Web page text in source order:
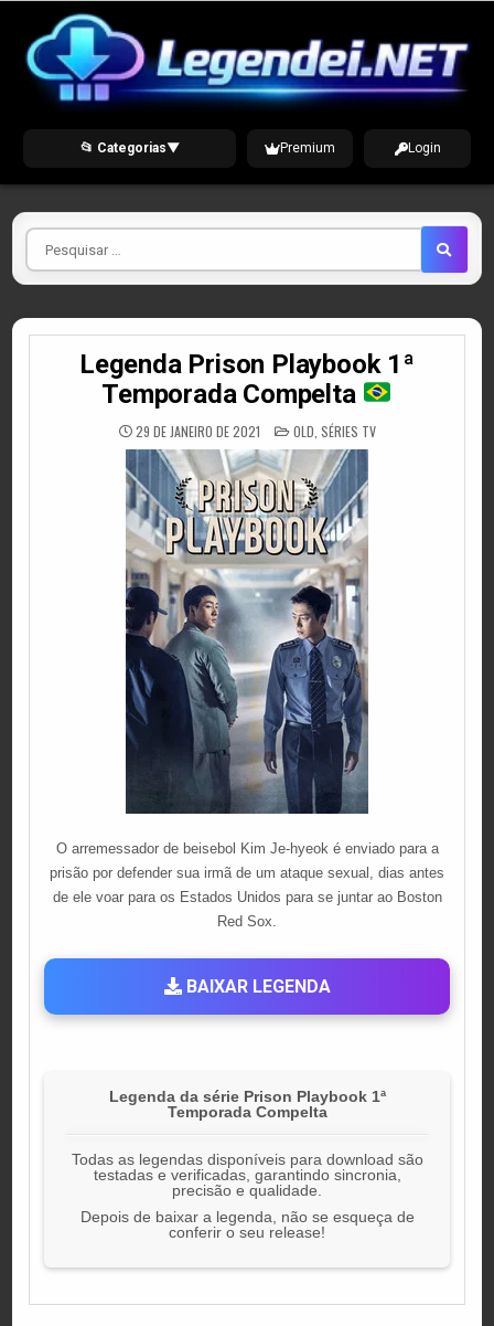
content
📂 Categorias▼ Premium Login
Pesquisar
por
Legenda Prison Playbook 1ª
Temporada Compelta
29 DE JANEIRO DE 2021 POSTED
IN
OLD SÉRIES TV
O arremessador de beisebol Kim Je-hyeok é enviado para a
prisão por defender sua irmã de um ataque sexual, dias antes
de ele voar para os Estados Unidos para se juntar ao Boston
Red Sox.
BAIXAR LEGENDA
Legenda da série Prison Playbook 1ª
Temporada Compelta
Todas as legendas disponíveis para download são
testadas e verificadas, garantindo sincronia,
precisão e qualidade.
Depois de baixar a legenda, não se esqueça de
conferir o seu release!